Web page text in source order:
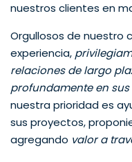
nuestros clientes en
Orgullosos de nuestro
experiencia,
relaciones de largo
profundamente en
nuestra prioridad es
sus proyectos,
agregando valor a